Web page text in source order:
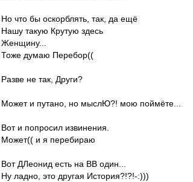
Но что бы оскорблять, так, да ещё
Нашу такую Крутую здесь
Женщину...
Тоже думаю Перебор((
Разве не так, Други?
Может и путано, но мыслЮ?! мою поймёте...
Вот и попросил извинения.
Может(( и я перебираю
Вот ДЛеонид есть на ВВ один...
Ну ладно, это другая История?!?!-:)))